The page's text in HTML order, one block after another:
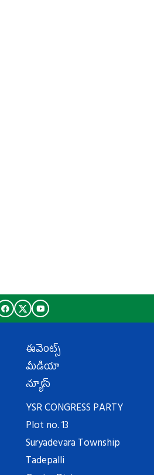
ఈవెంట్స్
మీడియా
న్యూస్
YSR CONGRESS PARTY
Plot no. 13
Suryadevara Township
Tadepalli